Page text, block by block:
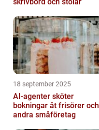
18 september 2025
AI-agenter sköter
bokningar åt frisörer och
andra småföretag